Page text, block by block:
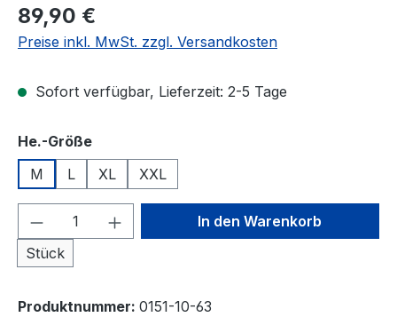
Regulärer Preis:
89,90 €
Preise inkl. MwSt. zzgl. Versandkosten
Sofort verfügbar, Lieferzeit: 2-5 Tage
He.-Größeauswählen
M
L XL XXL
Produkt Anzahl: Gib den
Stück
In den Warenkorb
Produktnummer: 0151-10-63